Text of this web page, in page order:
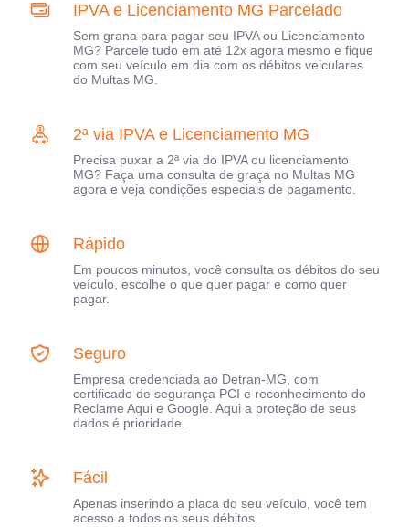
IPVA e Licenciamento MG Parcelado
Sem grana para pagar seu IPVA ou Licenciamento
MG? Parcele tudo em até 12x agora mesmo e fique
com seu veículo em dia com os débitos veiculares
do Multas MG.
2ª via IPVA e Licenciamento MG
Precisa puxar a 2ª via do IPVA ou licenciamento
MG? Faça uma consulta de graça no Multas MG
agora e veja condições especiais de pagamento.
Rápido
Em poucos minutos, você consulta os débitos do seu
veículo, escolhe o que quer pagar e como quer
pagar.
Seguro
Empresa credenciada ao Detran-MG, com
certificado de segurança PCI e reconhecimento do
Reclame Aqui e Google. Aqui a proteção de seus
dados é prioridade.
Fácil
Apenas inserindo a placa do seu veículo, você tem
acesso a todos os seus débitos.